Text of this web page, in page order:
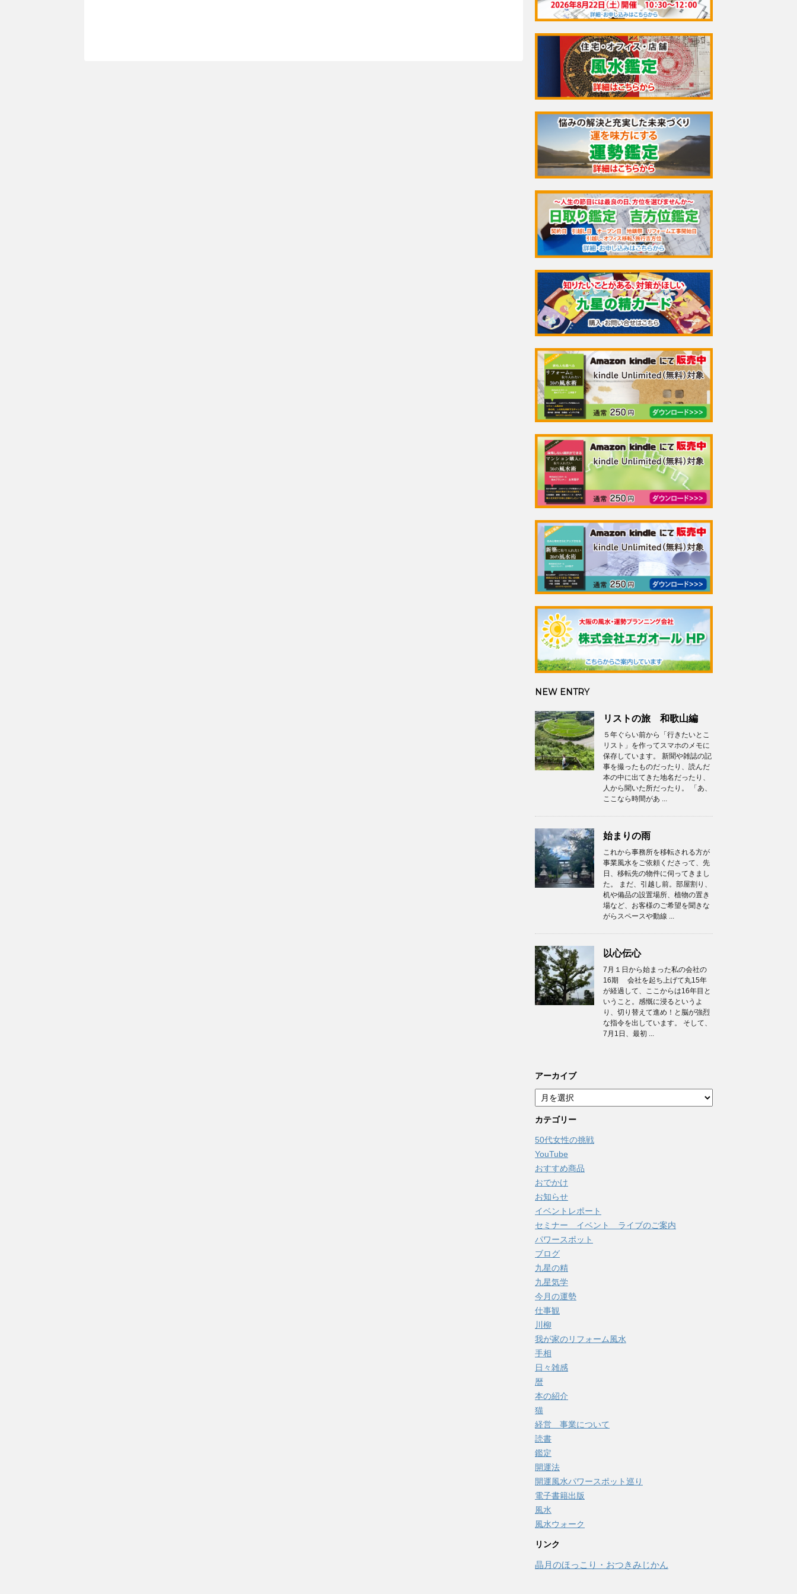
NEW ENTRY
リストの旅 和歌山編
５年ぐらい前から「行きたいとこ
リスト」を作ってスマホのメモに
保存しています。 新聞や雑誌の記
事を撮ったものだったり、読んだ
本の中に出てきた地名だったり、
人から聞いた所だったり。 「あ、
ここなら時間があ ...
始まりの雨
これから事務所を移転される方が
事業風水をご依頼くださって、先
日、移転先の物件に伺ってきまし
た。 まだ、引越し前。部屋割り、
机や備品の設置場所、植物の置き
場など、お客様のご希望を聞きな
がらスペースや動線 ...
以心伝心
7月１日から始まった私の会社の
16期 会社を起ち上げて丸15年
が経過して、ここからは16年目と
いうこと。感慨に浸るというよ
り、切り替えて進め！と脳が強烈
な指令を出しています。 そして、
7月1日、最初 ...
アーカイブ
ー
カ
イ
ブ
カテゴリー
50代女性の挑戦
YouTube
おすすめ商品
おでかけ
お知らせ
イベントレポート
セミナー イベント ライブのご案内
パワースポット
ブログ
九星の精
九星気学
今月の運勢
仕事観
川柳
我が家のリフォーム風水
手相
日々雑感
暦
本の紹介
猫
経営 事業について
読書
鑑定
開運法
開運風水パワースポット巡り
電子書籍出版
風水
風水ウォーク
リンク
晶月のほっこり・おつきみじかん